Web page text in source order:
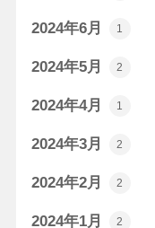
2024年6月 1
2024年5月 2
2024年4月 1
2024年3月 2
2024年2月 2
2024年1月 2